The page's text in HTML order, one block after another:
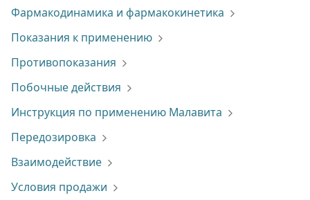
Фармакодинамика и фармакокинетика
Показания к применению
Противопоказания
Побочные действия
Инструкция по применению Малавита
Передозировка
Взаимодействие
Условия продажи